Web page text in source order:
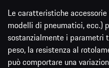
Le caratteristiche
modelli di pneumatici, ecc.)
sostanzialmente i parametri
peso, la resistenza al
può comportare una